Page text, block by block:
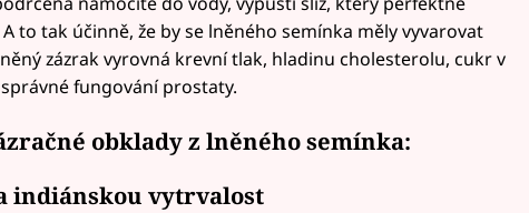
to tak účinně, že by se lněného semínka měly vyvarovat
zázrak vyrovná krevní tlak, hladinu cholesterolu, cukr v
fungování prostaty.
obklady z lněného semínka:
indiánskou vytrvalost